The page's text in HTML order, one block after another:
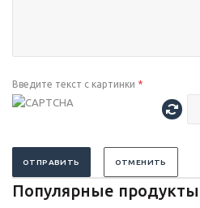
Введите текст с картинки *
ОТПРАВИТЬ ОТМЕНИТЬ
Популярные продукты